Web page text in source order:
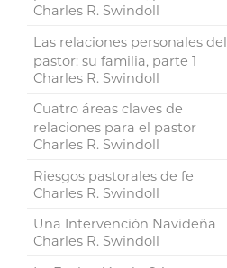
Charles R. Swindoll
Las relaciones personales del
pastor: su familia, parte 1
Charles R. Swindoll
Cuatro áreas claves de
relaciones para el pastor
Charles R. Swindoll
Riesgos pastorales de fe
Charles R. Swindoll
Una Intervención Navideña
Charles R. Swindoll